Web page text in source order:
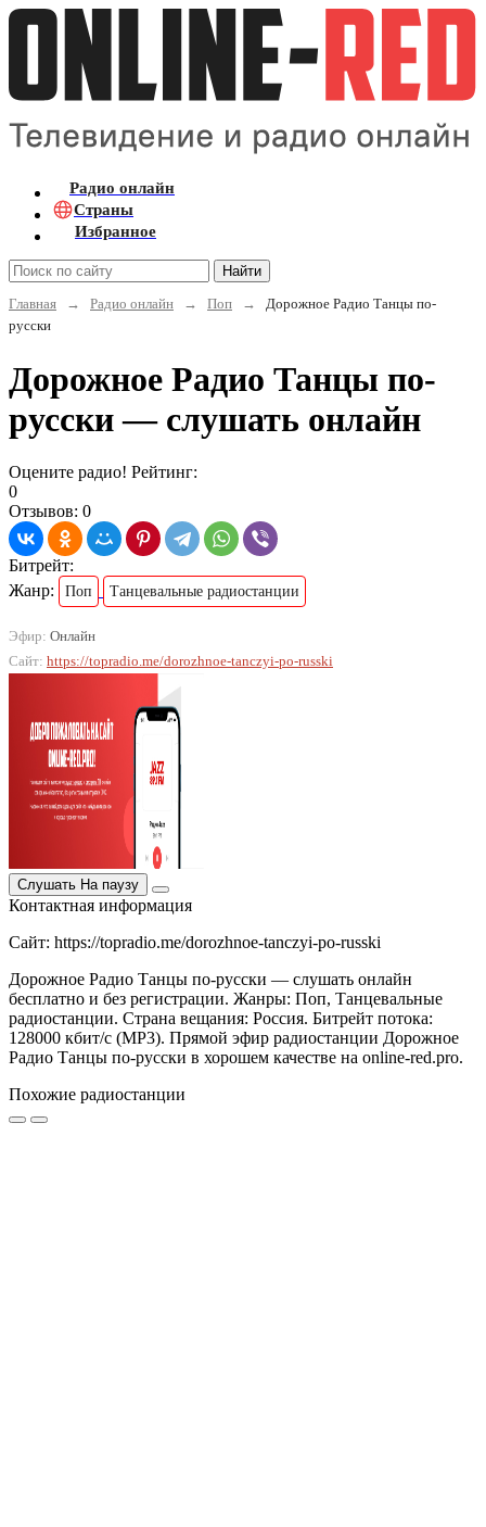
Радио онлайн
Страны
Избранное
Найти
Главная
→ Радио онлайн → Поп →
Дорожное Радио Танцы по-
русски
Дорожное Радио Танцы по-
русски — слушать онлайн
Оцените радио! Рейтинг:
0
Отзывов: 0
Битрейт:
Жанр:
Поп Танцевальные радиостанции
Эфир: Онлайн
Сайт: https://topradio.me/dorozhnoe-tanczyi-po-russki
Слушать На паузу
Контактная информация
Сайт: https://topradio.me/dorozhnoe-tanczyi-po-russki
Дорожное Радио Танцы по-русски — слушать онлайн
бесплатно и без регистрации. Жанры: Поп, Танцевальные
радиостанции. Страна вещания: Россия. Битрейт потока:
128000 кбит/с (MP3). Прямой эфир радиостанции Дорожное
Радио Танцы по-русски в хорошем качестве на online-red.pro.
Похожие радиостанции